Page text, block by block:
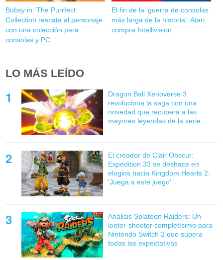
Bubsy in: The Purrfect
Collection rescata al personaje
con una colección para
consolas y PC
El fin de la 'guerra de consolas
más larga de la historia': Atari
compra Intellivision
LO MÁS LEÍDO
Dragon Ball Xenoverse 3
revoluciona la saga con una
novedad que recupera a las
mayores leyendas de la serie
El creador de Clair Obscur:
Expedition 33 se deshace en
elogios hacia Kingdom Hearts 2:
'Juega a este juego'
Análisis Splatoon Raiders: Un
looter-shooter completísimo para
Nintendo Switch 2 que supera
todas las expectativas